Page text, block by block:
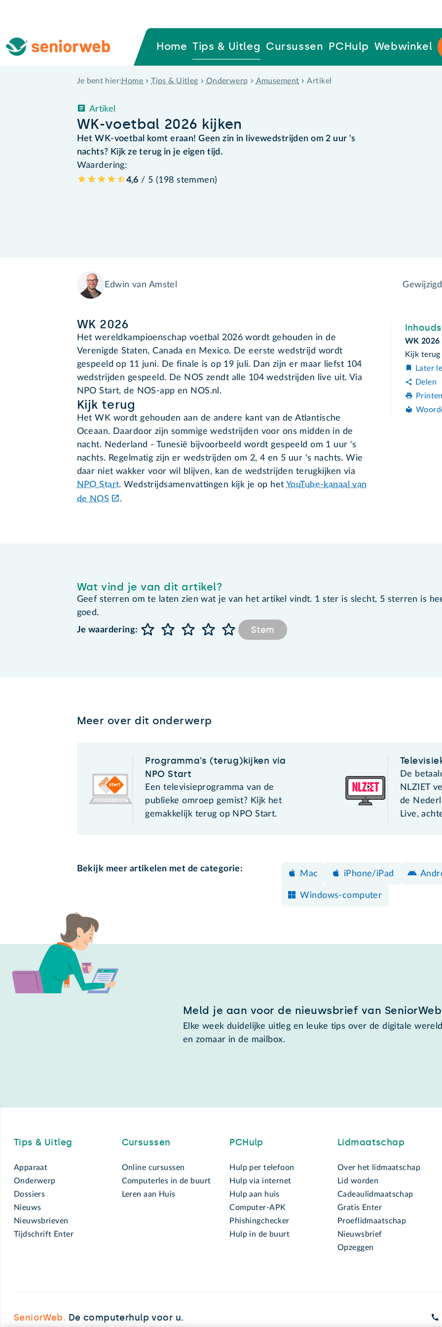
Home Tips & Uitleg Cursussen PCHulp Webwinkel
Je bent hier: Home Tips & Uitleg Onderwerp Amusement Artikel
WK-voetbal 2026 kijken
Artikel
Het WK-voetbal komt eraan! Geen zin in livewedstrijden om 2 uur 's
nachts? Kijk ze terug in je eigen tijd.
Waardering:
4,6 / 5 (198 stemmen)
Edwin van Amstel
WK 2026
Het wereldkampioenschap voetbal 2026 wordt gehouden in de
Verenigde Staten, Canada en Mexico. De eerste wedstrijd wordt
gespeeld op 11 juni. De finale is op 19 juli. Dan zijn er maar liefst 104
wedstrijden gespeeld. De NOS zendt alle 104 wedstrijden live uit. Via
NPO Start, de NOS-app en NOS.nl.
Kijk terug
Het WK wordt gehouden aan de andere kant van de Atlantische
Oceaan. Daardoor zijn sommige wedstrijden voor ons midden in de
nacht. Nederland - Tunesië bijvoorbeeld wordt gespeeld om 1 uur 's
nachts. Regelmatig zijn er wedstrijden om 2, 4 en 5 uur 's nachts. Wie
daar niet wakker voor wil blijven, kan de wedstrijden terugkijken via
NPO Start. Wedstrijdsamenvattingen kijk je op hetYouTube-kanaal van
de NOS
.
WK 2026
Kijk terug
Later
Delen
Wat vind je van dit artikel?
Geef sterren om te laten zien wat je van het artikel vindt. 1 ster is slecht, 5 sterren is
goed.
Je waardering:
Stem
Meer over dit onderwerp
Programma’s (terug)kijken via
NPO Start
Een televisieprogramma van de
publieke omroep gemist? Kijk het
gemakkelijk terug op NPO Start.
De
NLZIET
de
Live,
Bekijk meer artikelen met de categorie:
Mac iPhone/iPad
Windows-computer
Meld je aan voor de nieuwsbrief van SeniorWeb
Elke week duidelijke uitleg en leuke tips over de digitale
en zomaar in de mailbox.
Tips & Uitleg
Apparaat
Onderwerp
Dossiers
Nieuws
Nieuwsbrieven
Tijdschrift Enter
Cursussen
Online cursussen
Computerles in de buurt
Leren aan Huis
PCHulp
Hulp per telefoon
Hulp via internet
Hulp aan huis
Computer-APK
Phishingchecker
Hulp in de buurt
Lidmaatschap
Over het lidmaatschap
Lid worden
Cadeaulidmaatschap
Gratis Enter
Proeflidmaatschap
Nieuwsbrief
Opzeggen
SeniorWeb. De computerhulp voor u.